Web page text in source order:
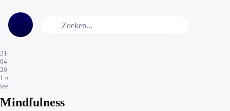
21-
04-
2015
1 min.
leestijd
Mindfulness